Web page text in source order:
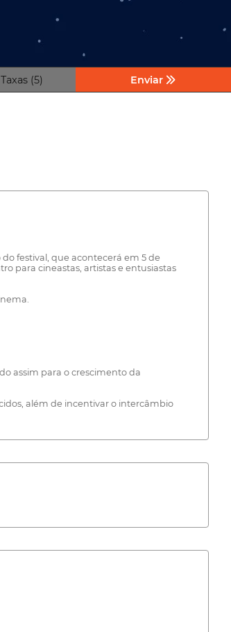
(5) Enviar
festival, que acontecerá em 5 de
para cineastas, artistas e entusiastas
assim para o crescimento da
além de incentivar o intercâmbio